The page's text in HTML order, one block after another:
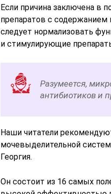
Если причина заключена в
препаратов с содержанием
следует нормализовать
и стимулирующие
Разумеется,
антибиотиков и
Наши читатели
мочевыделительной
Георгия.
Он состоит из 16 самых